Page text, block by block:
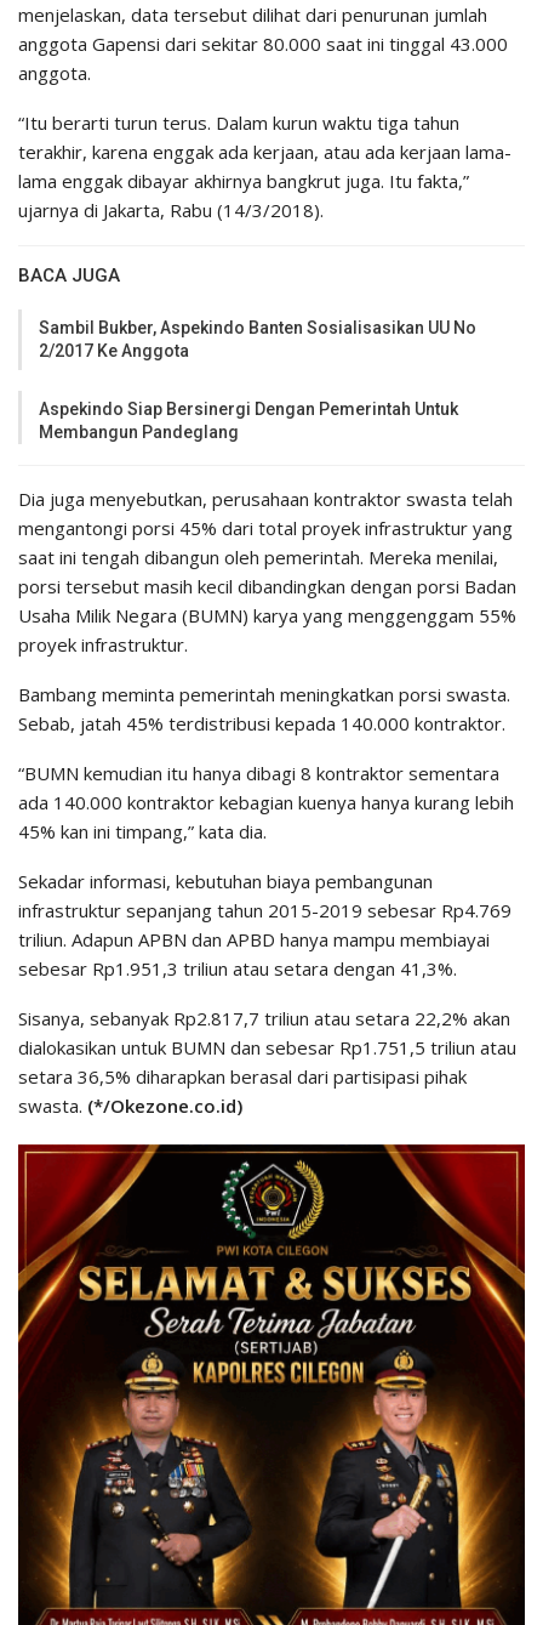
menjelaskan, data tersebut dilihat dari penurunan jumlah
anggota Gapensi dari sekitar 80.000 saat ini tinggal 43.000
anggota.
“Itu berarti turun terus. Dalam kurun waktu tiga tahun
terakhir, karena enggak ada kerjaan, atau ada kerjaan lama-
lama enggak dibayar akhirnya bangkrut juga. Itu fakta,”
ujarnya di Jakarta, Rabu (14/3/2018).
BACA JUGA
Sambil Bukber, Aspekindo Banten Sosialisasikan UU No
2/2017 Ke Anggota
Aspekindo Siap Bersinergi Dengan Pemerintah Untuk
Membangun Pandeglang
Dia juga menyebutkan, perusahaan kontraktor swasta telah
mengantongi porsi 45% dari total proyek infrastruktur yang
saat ini tengah dibangun oleh pemerintah. Mereka menilai,
porsi tersebut masih kecil dibandingkan dengan porsi Badan
Usaha Milik Negara (BUMN) karya yang menggenggam 55%
proyek infrastruktur.
Bambang meminta pemerintah meningkatkan porsi swasta.
Sebab, jatah 45% terdistribusi kepada 140.000 kontraktor.
“BUMN kemudian itu hanya dibagi 8 kontraktor sementara
ada 140.000 kontraktor kebagian kuenya hanya kurang lebih
45% kan ini timpang,” kata dia.
Sekadar informasi, kebutuhan biaya pembangunan
infrastruktur sepanjang tahun 2015-2019 sebesar Rp4.769
triliun. Adapun APBN dan APBD hanya mampu membiayai
sebesar Rp1.951,3 triliun atau setara dengan 41,3%.
Sisanya, sebanyak Rp2.817,7 triliun atau setara 22,2% akan
dialokasikan untuk BUMN dan sebesar Rp1.751,5 triliun atau
setara 36,5% diharapkan berasal dari partisipasi pihak
swasta. (*/Okezone.co.id)